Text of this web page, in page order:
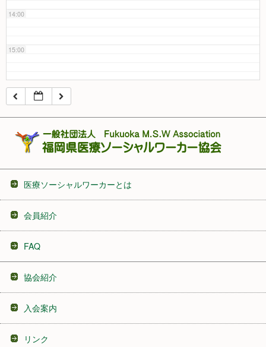
14:00
15:00
16:00
21:00
23:00
医療ソーシャルワーカーとは
会員紹介
FAQ
協会紹介
入会案内
リンク